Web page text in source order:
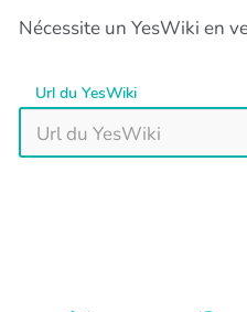
Nécessite un YesWiki en
Url du YesWiki